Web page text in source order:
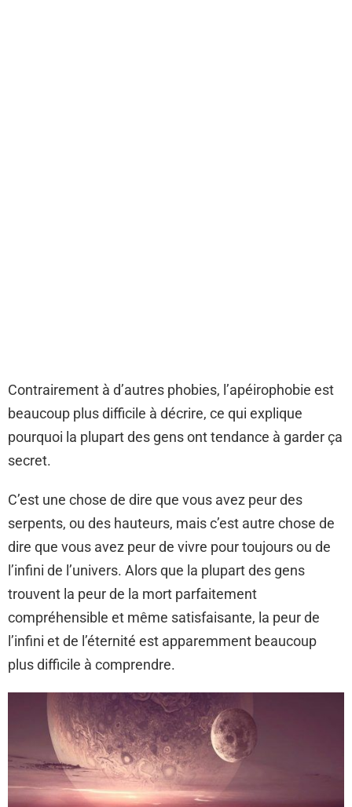
Contrairement à d’autres phobies, l’apéirophobie est
beaucoup plus difficile à décrire, ce qui explique
pourquoi la plupart des gens ont tendance à garder ça
secret.
C’est une chose de dire que vous avez peur des
serpents, ou des hauteurs, mais c’est autre chose de
dire que vous avez peur de vivre pour toujours ou de
l’infini de l’univers. Alors que la plupart des gens
trouvent la peur de la mort parfaitement
compréhensible et même satisfaisante, la peur de
l’infini et de l’éternité est apparemment beaucoup
plus difficile à comprendre.